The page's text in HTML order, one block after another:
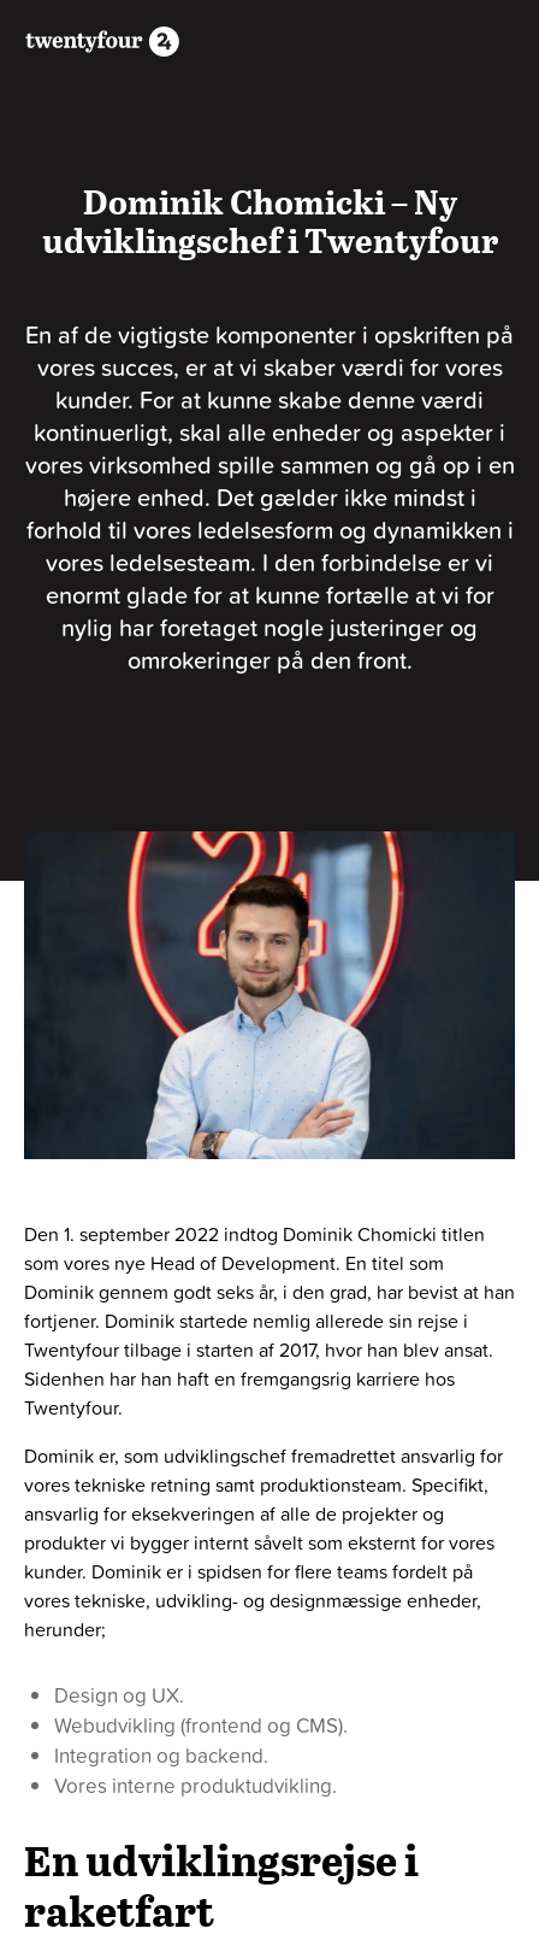
Dominik Chomicki – Ny
udviklingschef i Twentyfour
En af de vigtigste komponenter i opskriften på
vores succes, er at vi skaber værdi for vores
kunder. For at kunne skabe denne værdi
kontinuerligt, skal alle enheder og aspekter i
vores virksomhed spille sammen og gå op i en
højere enhed. Det gælder ikke mindst i
forhold til vores ledelsesform og dynamikken i
vores ledelsesteam. I den forbindelse er vi
enormt glade for at kunne fortælle at vi for
nylig har foretaget nogle justeringer og
omrokeringer på den front.
Den 1. september 2022 indtog Dominik Chomicki titlen
som vores nye Head of Development. En titel som
Dominik gennem godt seks år, i den grad, har bevist at han
fortjener. Dominik startede nemlig allerede sin rejse i
Twentyfour tilbage i starten af 2017, hvor han blev ansat.
Sidenhen har han haft en fremgangsrig karriere hos
Twentyfour.
Dominik er, som udviklingschef fremadrettet ansvarlig for
vores tekniske retning samt produktionsteam. Specifikt,
ansvarlig for eksekveringen af alle de projekter og
produkter vi bygger internt såvelt som eksternt for vores
kunder. Dominik er i spidsen for flere teams fordelt på
vores tekniske, udvikling- og designmæssige enheder,
herunder;
Design og UX.
Webudvikling (frontend og CMS).
Integration og backend.
Vores interne produktudvikling.
En udviklingsrejse i
raketfart